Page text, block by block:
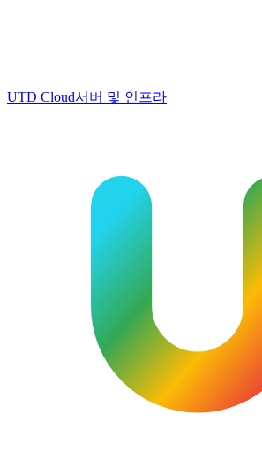
UTD Cloud서버 및 인프라